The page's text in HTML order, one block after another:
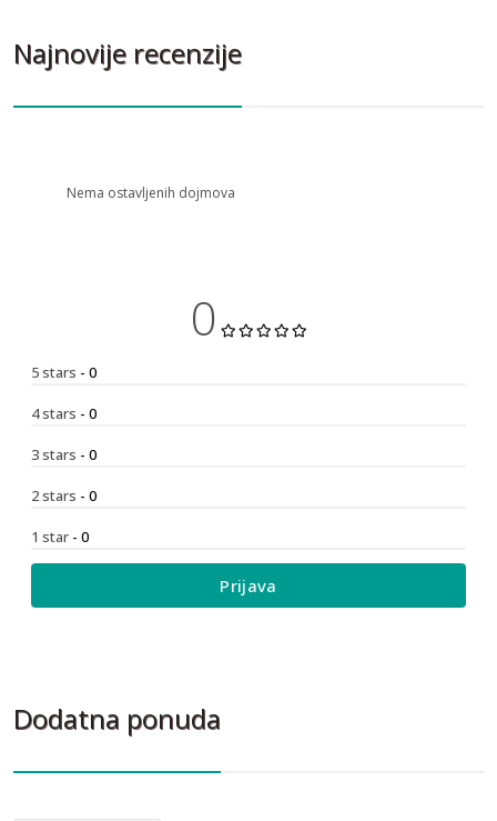
Najnovije recenzije
Nema ostavljenih dojmova
0
5 stars - 0
4 stars - 0
3 stars - 0
2 stars - 0
1 star - 0
Prijava
Dodatna ponuda